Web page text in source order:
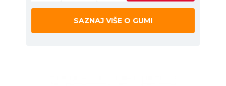
SAZNAJ VIŠE O GUMI